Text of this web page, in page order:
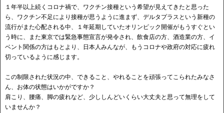
１年半以上続くコロナ禍で、ワクチン接種という希望が見えてきたと思った
ら、ワクチン不足により接種が思うように進まず、デルタプラスという新種の
流行がまた心配される中、１年延期していたオリンピック開催がもうすぐとい
う時に、また東京では緊急事態宣言が発令され、飲食店の方、酒造業の方、イ
ベント関係の方はもとより、日本人みんなが、もうコロナや政府の対応に疲れ
切っているように感じます。
この制限された状況の中、できること、やれることを頑張ってこられたみなさ
ん、お体の状態はいかがですか？
肩こり、腰痛、脚の疲れなど、少ししんどいくらい大丈夫と思って無理をして
いませんか？